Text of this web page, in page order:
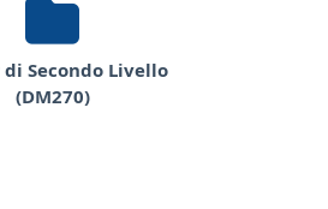
Secondo Livello
(DM270)